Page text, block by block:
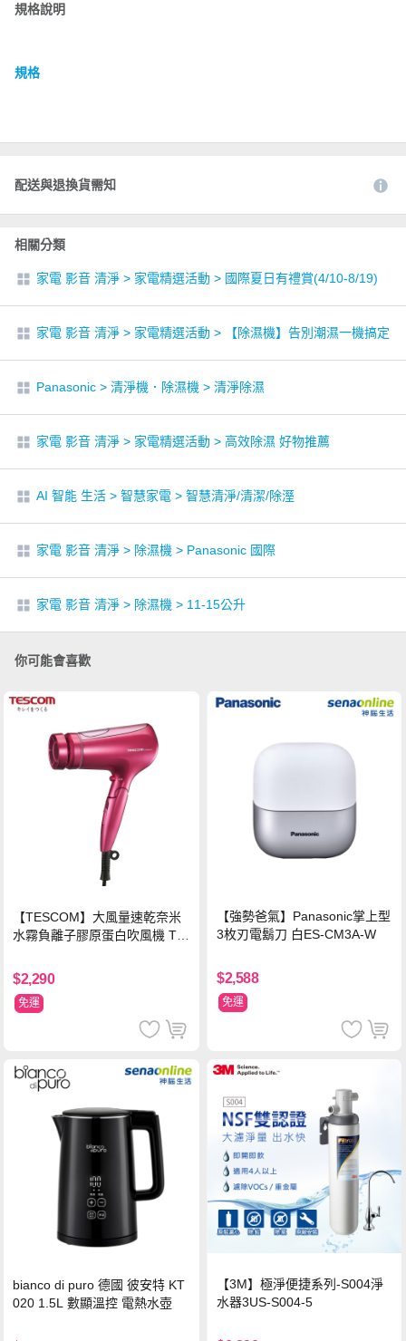
規格說明
規格
配送與退換貨需知
相關分類
家電 影音 清淨 > 家電精選活動 > 國際夏日有禮賞(4/10-8/19)
家電 影音 清淨 > 家電精選活動 > 【除濕機】告別潮濕一機搞定
Panasonic > 清淨機．除濕機 > 清淨除濕
家電 影音 清淨 > 家電精選活動 > 高效除濕 好物推薦
AI 智能 生活 > 智慧家電 > 智慧清淨/清潔/除溼
家電 影音 清淨 > 除濕機 > Panasonic 國際
家電 影音 清淨 > 除濕機 > 11-15公升
你可能會喜歡
【TESCOM】大風量速乾奈米
水霧負離子膠原蛋白吹風機 TC
W
$2,290
免運
【強勢爸氣】Panasonic掌上型
3枚刃電鬍刀 白ES-CM3A-W
$2,588
免運
bianco di puro 德國 彼安特 KT
020 1.5L 數顯溫控 電熱水壺
【3M】極淨便捷系列-S004淨
水器3US-S004-5